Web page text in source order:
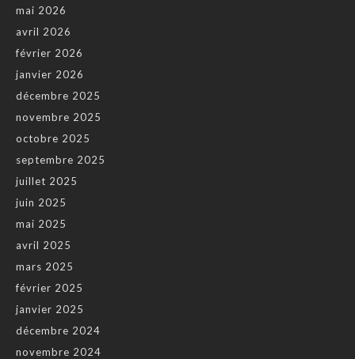
mai 2026
avril 2026
février 2026
janvier 2026
décembre 2025
novembre 2025
octobre 2025
septembre 2025
juillet 2025
juin 2025
mai 2025
avril 2025
mars 2025
février 2025
janvier 2025
décembre 2024
novembre 2024